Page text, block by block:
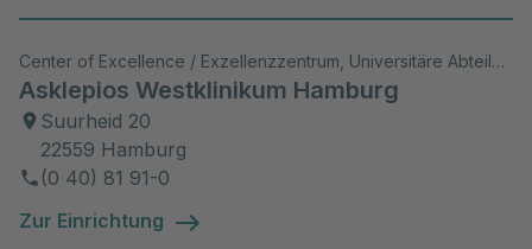
Center of Excellence / Exzellenzzentrum, Universitäre Abteilung, Akutklinik, Akad. Lehrkrankenhaus, Wiss. Aktivitäten
Asklepios Westklinikum Hamburg
Suurheid 20
22559 Hamburg
(0 40) 81 91-0
Zur Einrichtung